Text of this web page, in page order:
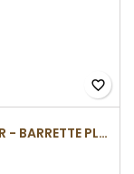
favorite_border
STYLO SLIMLINE OR - BARRETTE PLATE